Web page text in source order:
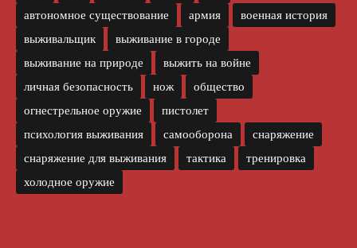
автономное существование
армия
военная история
выживальщик
выживание в городе
выживание на природе
выжить на войне
личная безопасность
нож
общество
огнестрельное оружие
пистолет
психология выживания
самооборона
снаряжение
снаряжение для выживания
тактика
тренировка
холодное оружие